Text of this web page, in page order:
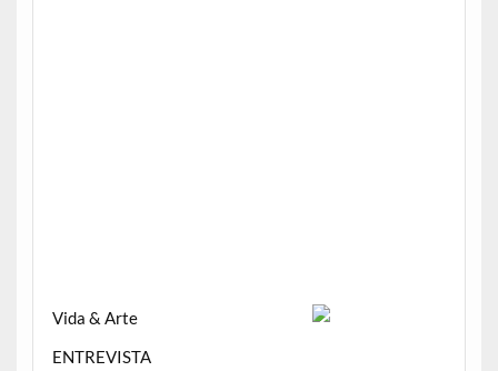
Vida & Arte
ENTREVISTA